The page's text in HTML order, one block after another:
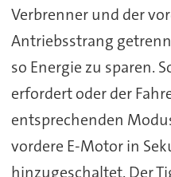
Verbrenner und der
Antriebsstrang
so Energie zu sparen.
erfordert oder der
entsprechenden
vordere E-Motor in
hinzugeschaltet. Der